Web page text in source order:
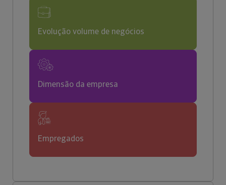
Evolução volume de negócios
Dimensão da empresa
Empregados